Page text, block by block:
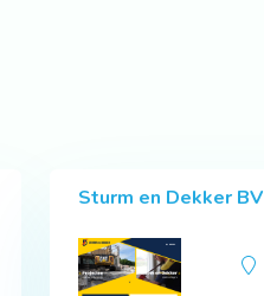
Sturm en Dekker BV